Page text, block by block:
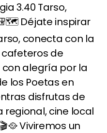
3.40 Tarso,
Déjate inspirar
conecta con la
cafeteros de
alegría por la
los Poetas en
disfrutas de
cine local
Viviremos un